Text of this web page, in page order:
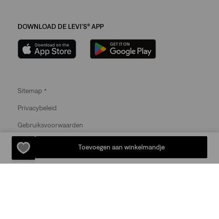
Toevoegen aan winkelmandje
DOWNLOAD DE LEVI'S® APP
Sitemap
Privacybeleid
Gebruiksvoorwaarden
© 2025 Levi Strauss & Co.